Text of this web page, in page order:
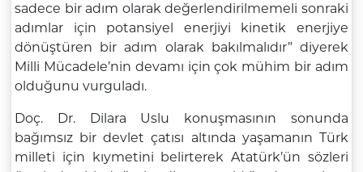
sadece bir adım olarak değerlendirilmemeli sonraki
adımlar için potansiyel enerjiyi kinetik enerjiye
dönüştüren bir adım olarak bakılmalıdır” diyerek
Milli Mücadele’nin devamı için çok mühim bir adım
olduğunu vurguladı.
Doç. Dr. Dilara Uslu konuşmasının sonunda
bağımsız bir devlet çatısı altında yaşamanın Türk
milleti için kıymetini belirterek Atatürk’ün sözleri